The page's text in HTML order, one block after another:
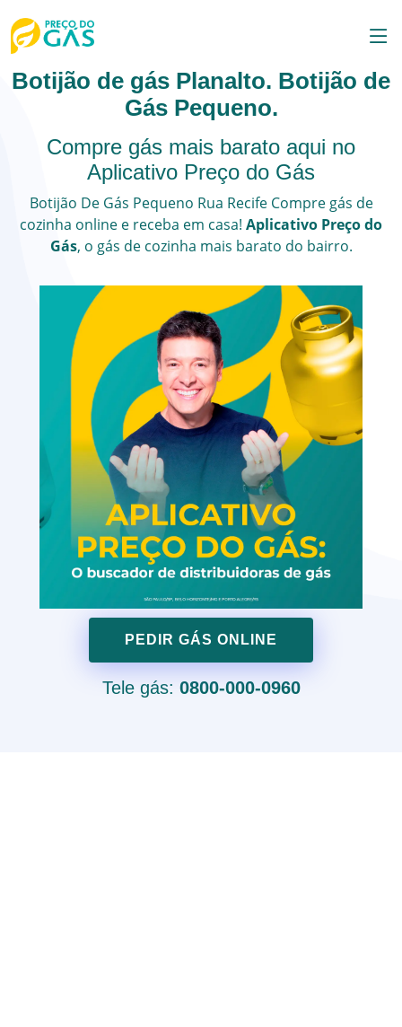
Botijão de gás Planalto. Botijão de
Gás Pequeno.
Compre gás mais barato aqui no
Aplicativo Preço do Gás
Botijão De Gás Pequeno Rua Recife Compre gás de
cozinha online e receba em casa! Aplicativo Preço do
Gás, o gás de cozinha mais barato do bairro.
PEDIR GÁS ONLINE
Tele gás: 0800-000-0960